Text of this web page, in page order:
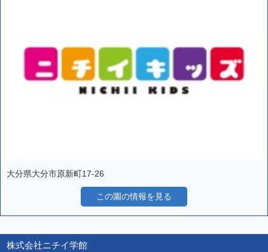
大分県大分市原新町17-26
この園の情報を見る
株式会社ニチイ学館